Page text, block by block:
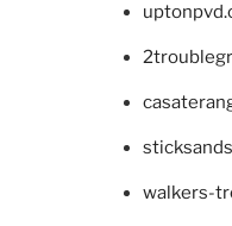
walkers-